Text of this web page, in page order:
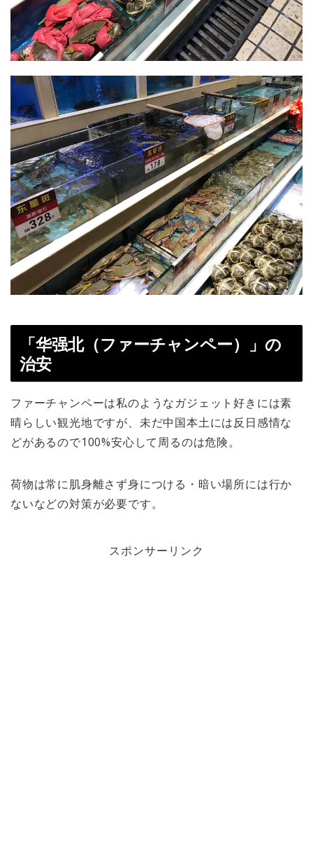
「华强北（ファーチャンペー）」の
治安
ファーチャンペーは私のようなガジェット好きには素
晴らしい観光地ですが、未だ中国本土には反日感情な
どがあるので100%安心して周るのは危険。
荷物は常に肌身離さず身につける・暗い場所には行か
ないなどの対策が必要です。
スポンサーリンク